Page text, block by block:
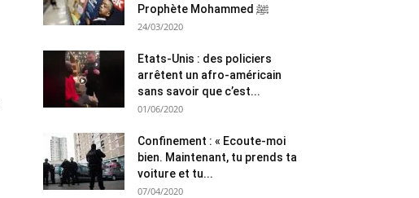
Prophète Mohammed ﷺ
24/03/2020
Etats-Unis : des policiers
arrêtent un afro-américain
sans savoir que c’est...
01/06/2020
Confinement : « Ecoute-moi
bien. Maintenant, tu prends ta
voiture et tu...
07/04/2020